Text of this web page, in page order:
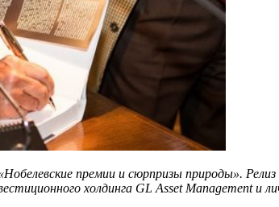
премии и сюрпризы природы». Релиз
холдинга GL Asset Management и